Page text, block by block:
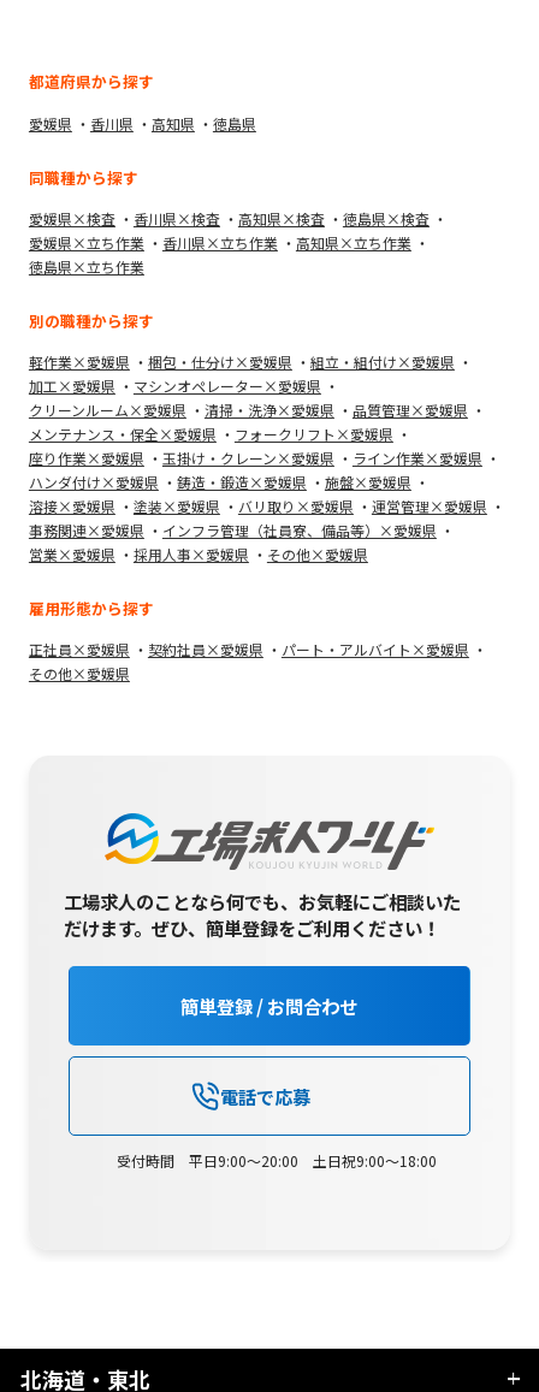
都道府県から探す
愛媛県 香川県 高知県 徳島県
同職種から探す
愛媛県×検査 香川県×検査 高知県×検査
徳島県×検査
愛媛県×立ち作業
香川県×立ち作業
高知県×立ち作業
徳島県×立ち作業
別の職種から探す
軽作業×愛媛県 梱包・仕分け×愛媛県
組立・組付け×愛媛県
加工×愛媛県
マシンオペレーター×愛媛県
クリーンルーム×愛媛県
清掃・洗浄×愛媛県
品質管理×愛媛県
メンテナンス・保全×愛媛県
フォークリフト×愛媛県
座り作業×愛媛県
玉掛け・クレーン×愛媛県
ライン作業×愛媛県
ハンダ付け×愛媛県
鋳造・鍛造×愛媛県
施盤×愛媛県
溶接×愛媛県
塗装×愛媛県 バリ取り×愛媛県
運営管理×愛媛県
事務関連×愛媛県
インフラ管理（社員寮、備品等）×愛媛県
営業×愛媛県
採用人事×愛媛県 その他×愛媛県
雇用形態から探す
正社員×愛媛県 契約社員×愛媛県
パート・アルバイト×愛媛県
その他×愛媛県
工場求人のことなら何でも、お気軽にご相談いた
だけます。ぜひ、簡単登録をご利用ください！
簡単登録 / お問合わせ
電話で応募
受付時間 平日9:00～20:00 土日祝9:00～18:00
北海道・東北